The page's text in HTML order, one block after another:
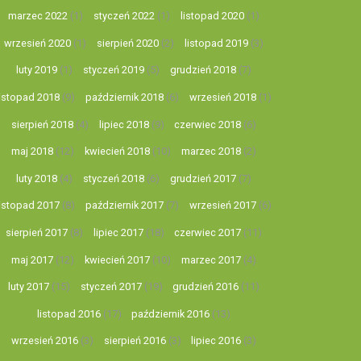
marzec 2022 (1) styczeń 2022 (1) listopad 2020(1)
wrzesień 2020 (1) sierpień 2020 (2) listopad 2019(3)
luty 2019 (1) styczeń 2019 (5) grudzień 2018(7)
2018 (9) październik 2018 (6) wrzesień 2018(1)
sierpień 2018(4) lipiec 2018(9) czerwiec 2018 (6)
maj 2018 (12) kwiecień 2018 (10) marzec 2018(2)
luty 2018 (4) styczeń 2018 (6) grudzień 2017(7)
2017 (8) październik 2017 (7) wrzesień 2017(6)
sierpień 2017(8) lipiec 2017(18) czerwiec 2017 (11)
maj 2017 (12) kwiecień 2017 (10) marzec 2017(4)
luty 2017(15) styczeń 2017(19) grudzień 2016 (11)
listopad 2016(17) październik 2016 (13)
wrzesień 2016(3) sierpień 2016(3) lipiec 2016 (3)